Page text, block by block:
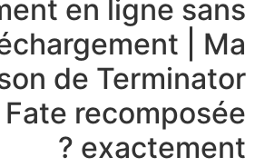
en ligne sans
| Ma
de Terminator
Fate recomposée
exactement ?